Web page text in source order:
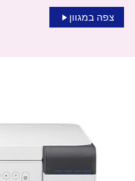
צפה במגוון